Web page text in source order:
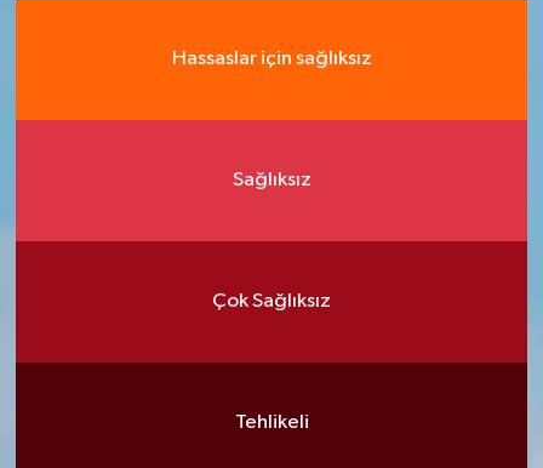
Hassaslar için sağlıksız
Sağlıksız
Çok Sağlıksız
Tehlikeli